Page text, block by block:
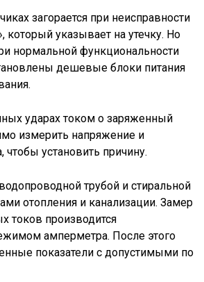
загорается при неисправности
который указывает на утечку. Но
нормальной функциональности
дешевые блоки питания
ударах током о заряженный
измерить напряжение и
чтобы установить причину.
трубой и стиральной
отопления и канализации. Замер
токов производится
амперметра. После этого
показатели с допустимыми по